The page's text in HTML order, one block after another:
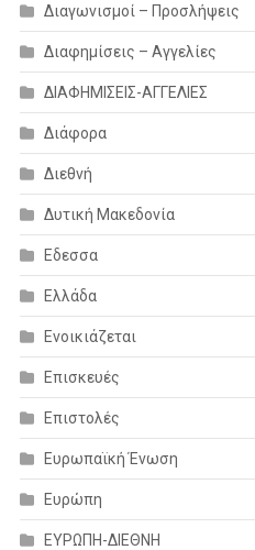
Διαγωνισμοί – Προσλήψεις
Διαφημίσεις – Αγγελίες
ΔΙΑΦΗΜΙΣΕΙΣ-ΑΓΓΕΛΙΕΣ
Διάφορα
Διεθνή
Δυτική Μακεδονία
Εδεσσα
Ελλάδα
Ενοικιάζεται
Επισκευές
Επιστολές
Ευρωπαϊκή Ένωση
Ευρώπη
ΕΥΡΩΠΗ-ΔΙΕΘΝΗ